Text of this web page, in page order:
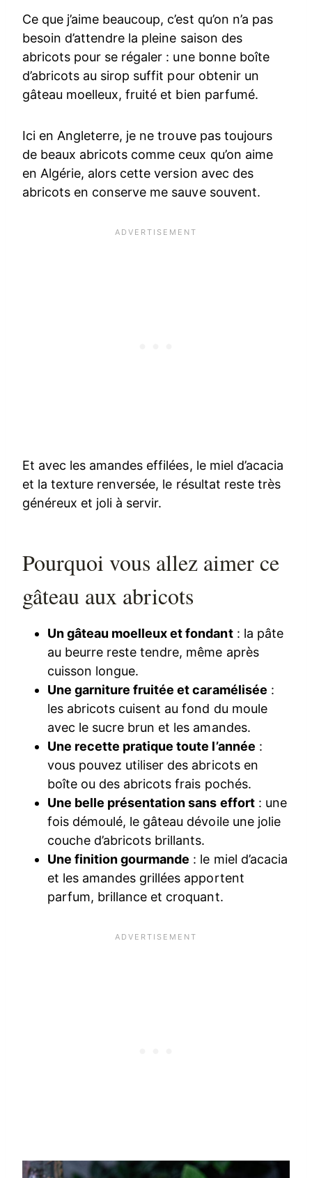
Ce que j’aime beaucoup, c’est qu’on n’a pas
besoin d’attendre la pleine saison des
abricots pour se régaler : une bonne boîte
d’abricots au sirop suffit pour obtenir un
gâteau moelleux, fruité et bien parfumé.
Ici en Angleterre, je ne trouve pas toujours
de beaux abricots comme ceux qu’on aime
en Algérie, alors cette version avec des
abricots en conserve me sauve souvent.
Et avec les amandes effilées, le miel d’acacia
et la texture renversée, le résultat reste très
généreux et joli à servir.
Pourquoi vous allez aimer ce
gâteau aux abricots
Un gâteau moelleux et fondant: la pâte
au beurre reste tendre, même après
cuisson longue.
Une garniture fruitée et caramélisée :
les abricots cuisent au fond du moule
avec le sucre brun et les amandes.
Une recette pratique toute l’année :
vous pouvez utiliser des abricots en
boîte ou des abricots frais pochés.
Une belle présentation sans effort: une
fois démoulé, le gâteau dévoile une jolie
couche d’abricots brillants.
Une finition gourmande : le miel d’acacia
et les amandes grillées apportent
parfum, brillance et croquant.